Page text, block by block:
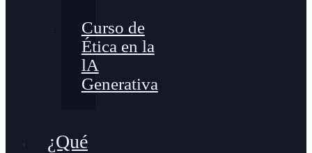
Curso de
Ética en la
lA
Generativa
¿Qué